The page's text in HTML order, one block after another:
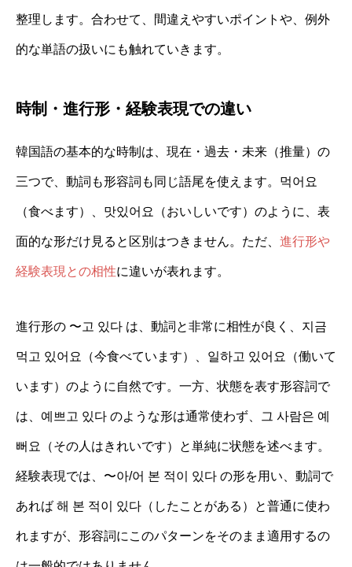
整理します。合わせて、間違えやすいポイントや、例外
的な単語の扱いにも触れていきます。
時制・進行形・経験表現での違い
韓国語の基本的な時制は、現在・過去・未来（推量）の
三つで、動詞も形容詞も同じ語尾を使えます。먹어요
（食べます）、맛있어요（おいしいです）のように、表
面的な形だけ見ると区別はつきません。ただ、 進行形や
経験表現との相性に違いが表れます。
進行形の 〜고 있다 は、動詞と非常に相性が良く、지금
먹고 있어요（今食べています）、일하고 있어요（働いて
います）のように自然です。一方、状態を表す形容詞で
は、예쁘고 있다 のような形は通常使わず、그 사람은 예
뻐요（その人はきれいです）と単純に状態を述べます。
経験表現では、〜아/어 본 적이 있다 の形を用い、動詞で
あれば 해 본 적이 있다（したことがある）と普通に使わ
れますが、形容詞にこのパターンをそのまま適用するの